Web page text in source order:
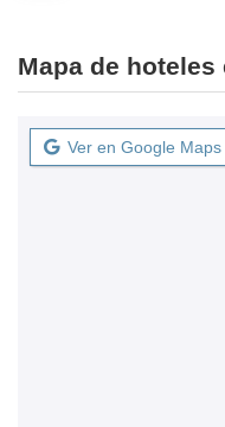
Mapa de
Ver en Google Maps